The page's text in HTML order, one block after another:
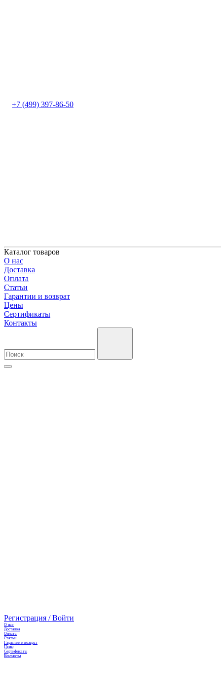
+7 (499) 397-86-50
Каталог товаров
О нас
Доставка
Оплата
Cтатьи
Гарантии и возврат
Цены
Сертификаты
Контакты
Регистрация / Войти
О нас
Доставка
Оплата
Cтатьи
Гарантии и возврат
Цены
Сертификаты
Контакты